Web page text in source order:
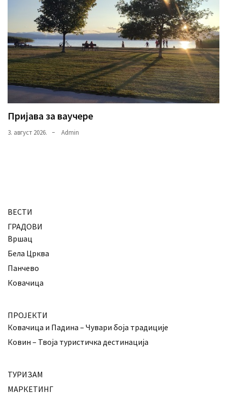
Пријава за ваучере
3. август 2026. Admin
ВЕСТИ
ГРАДОВИ
Вршац
Бела Црква
Панчево
Ковачица
ПРОЈЕКТИ
Ковачица и Падина – Чувари боја традиције
Ковин – Твоја туристичка дестинација
ТУРИЗАМ
МАРКЕТИНГ